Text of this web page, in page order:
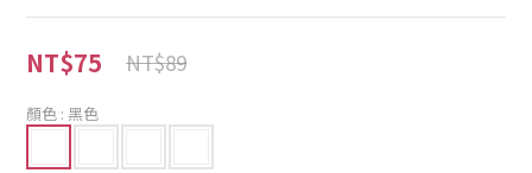
NT$75 NT$89
顏色 : 黑色